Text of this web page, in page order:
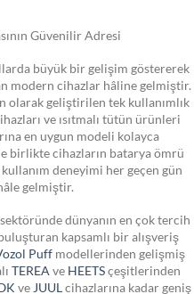
Güvenilir Adresi
büyük bir gelişim göstererek
modern cihazlar hâline gelmiştir.
olarak geliştirilen tek kullanımlık
ve ısıtmalı tütün ürünleri
en uygun modeli kolayca
birlikte cihazların batarya ömrü
deneyimi her geçen gün
gelmiştir.
dünyanın en çok tercih
kapsamlı bir alışveriş
Puff modellerinden gelişmiş
TEREA ve HEETSçeşitlerinden
ve JUUL cihazlarına kadar geniş